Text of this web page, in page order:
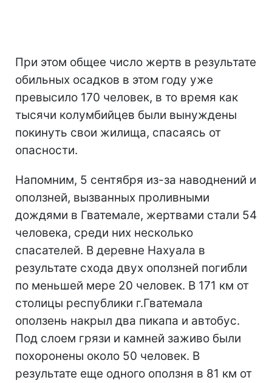
При этом общее число жертв в результате
обильных осадков в этом году уже
превысило 170 человек, в то время как
тысячи колумбийцев были вынуждены
покинуть свои жилища, спасаясь от
опасности.
Напомним, 5 сентября из-за наводнений и
оползней, вызванных проливными
дождями в Гватемале, жертвами стали 54
человека, среди них несколько
спасателей. В деревне Нахуала в
результате схода двух оползней погибли
по меньшей мере 20 человек. В 171 км от
столицы республики г.Гватемала
оползень накрыл два пикапа и автобус.
Под слоем грязи и камней заживо были
похоронены около 50 человек. В
результате еще одного оползня в 81 км от